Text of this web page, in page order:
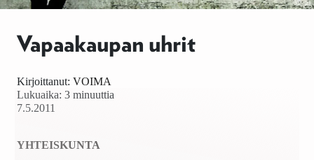
Vapaakaupan uhrit
7.5.2011
Kirjoittanut: VOIMA
Lukuaika: 3 minuuttia
YHTEISKUNTA